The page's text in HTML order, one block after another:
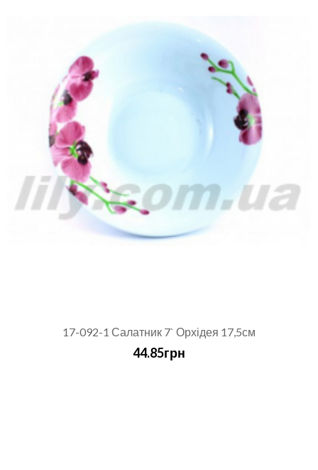
17-092-1 Салатник 7` Орхідея 17,5см
44.85грн